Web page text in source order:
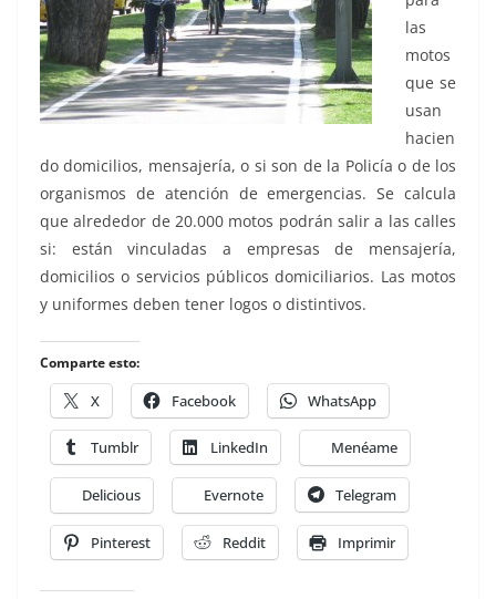
las
motos
que se
usan
hacien
do domicilios, mensajería, o si son de la Policía o de los
organismos de atención de emergencias. Se calcula
que alrededor de 20.000 motos podrán salir a las calles
si: están vinculadas a empresas de mensajería,
domicilios o servicios públicos domiciliarios. Las motos
y uniformes deben tener logos o distintivos.
Comparte esto:
X Facebook WhatsApp
Tumblr LinkedIn Menéame
Delicious Evernote Telegram
Pinterest Reddit Imprimir